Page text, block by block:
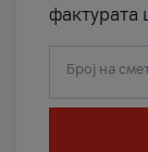
фактурата
Број на